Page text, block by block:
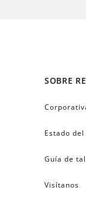
SOBRE
Estado
Guía de
Visítanos